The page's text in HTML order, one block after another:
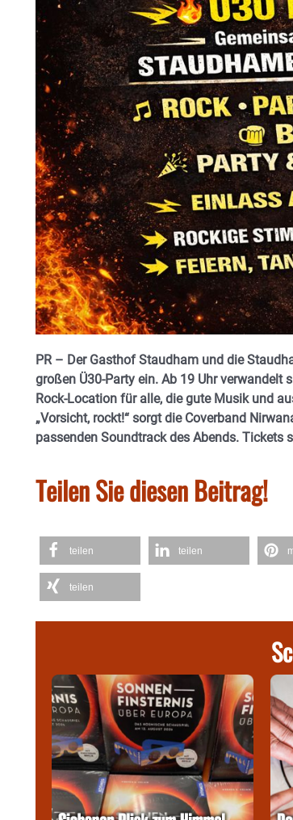
PR – Der Gasthof Staudham und die
großen Ü30-Party ein. Ab 19 Uhr verwandelt
Rock-Location für alle, die gute Musik und
„Vorsicht, rockt!“ sorgt die Coverband
passenden Soundtrack des Abends.
Teilen Sie diesen Beitrag!
teilen teilen
teilen